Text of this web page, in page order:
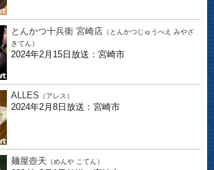
とんかつ十兵衛 宮崎店 （とんかつじゅうべえ みやざ
きてん）
2024年2月15日放送：宮崎市
ALLES （アレス）
2024年2月8日放送：宮崎市
麺屋壺天 （めんや こてん）